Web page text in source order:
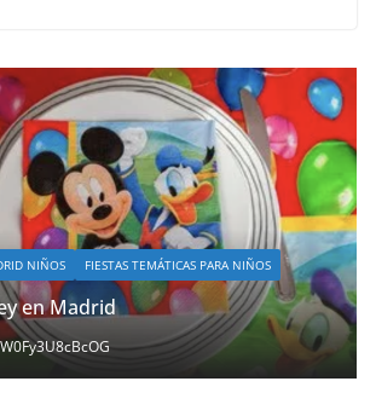
NIÑOS FIESTAS TEMÁTICAS PARA NIÑOS
en Madrid